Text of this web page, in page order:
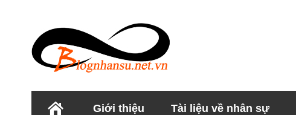
Giới thiệu Tài liệu về nhân sự